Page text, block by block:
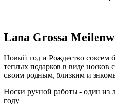
Lana Grossa
Новый год и Рождество совсем
теплых подарков в виде носков
своим родным, близким и
Носки ручной работы - один из
году.